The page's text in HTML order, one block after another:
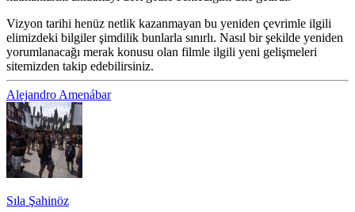
Vizyon tarihi henüz netlik kazanmayan bu yeniden çevrimle ilgili
elimizdeki bilgiler şimdilik bunlarla sınırlı. Nasıl bir şekilde yeniden
yorumlanacağı merak konusu olan filmle ilgili yeni gelişmeleri
sitemizden takip edebilirsiniz.
Alejandro Amenábar
Sıla Şahinöz